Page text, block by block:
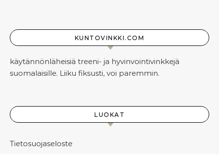
KUNTOVINKKI.COM
käytännönläheisiä treeni- ja hyvinvointivinkkejä
suomalaisille. Liiku fiksusti, voi paremmin.
LUOKAT
Tietosuojaseloste